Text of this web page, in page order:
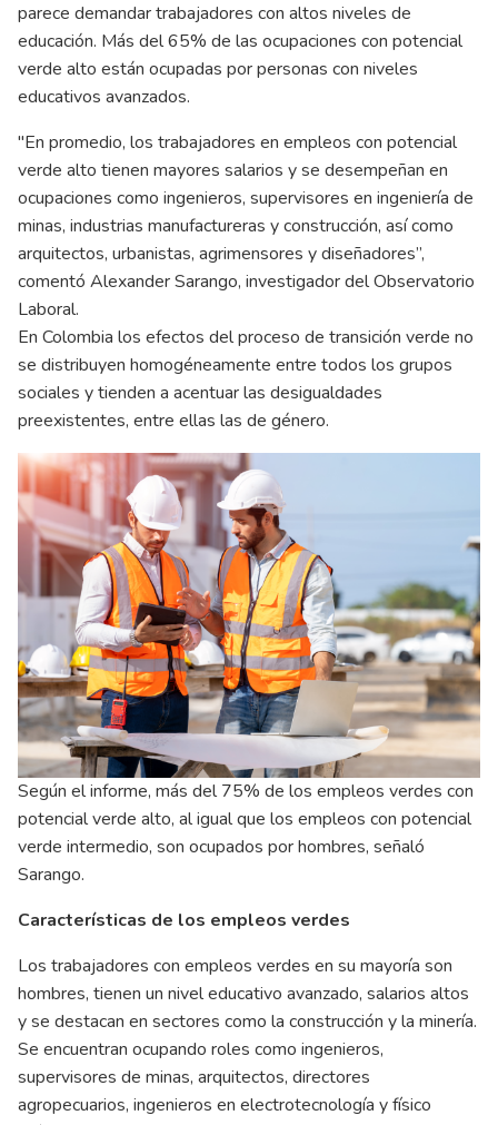
parece demandar trabajadores con altos niveles de
educación. Más del 65% de las ocupaciones con potencial
verde alto están ocupadas por personas con niveles
educativos avanzados.
"En promedio, los trabajadores en empleos con potencial
verde alto tienen mayores salarios y se desempeñan en
ocupaciones como ingenieros, supervisores en ingeniería de
minas, industrias manufactureras y construcción, así como
arquitectos, urbanistas, agrimensores y diseñadores”,
comentó Alexander Sarango, investigador del Observatorio
Laboral.
En Colombia los efectos del proceso de transición verde no
se distribuyen homogéneamente entre todos los grupos
sociales y tienden a acentuar las desigualdades
preexistentes, entre ellas las de género.
Según el informe, más del 75% de los empleos verdes con
potencial verde alto, al igual que los empleos con potencial
verde intermedio, son ocupados por hombres, señaló
Sarango.
Características de los empleos verdes
Los trabajadores con empleos verdes en su mayoría son
hombres, tienen un nivel educativo avanzado, salarios altos
y se destacan en sectores como la construcción y la minería.
Se encuentran ocupando roles como ingenieros,
supervisores de minas, arquitectos, directores
agropecuarios, ingenieros en electrotecnología y físico